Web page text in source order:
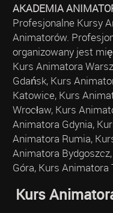
AKADEMIA
Profesjonalne Kursy
Animatorów.
organizowany jest
Kurs Animatora
Gdańsk, Kurs
Katowice, Kurs
Wrocław, Kurs
Animatora Gdynia,
Animatora Rumia,
Animatora
Góra, Kurs Animatora
Kurs